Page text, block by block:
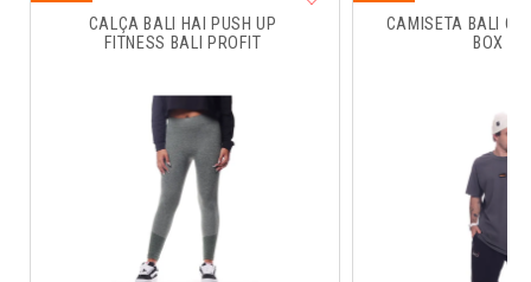
CALÇA BALI HAI PUSH UP
FITNESS BALI PROFIT
CAMISETA BALI
BOX